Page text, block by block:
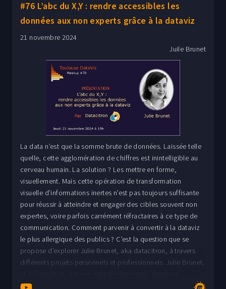
#76 L’abc du X,Y : rendre accessibles les
données aux non experts grâce à la dataviz
21 novembre 2024
Juile Brunet
La data n’est que la somme brute de données. Laissée telle
quelle, cette agglomération de chiffres est inintelligible au
cerveau humain. La solution ? Les mettre en forme,
visuellement. Mais cette opération de transformation
visuelle d’informations inertes n’est pas toujours suffisante
pour réussir à atteindre et engager des cibles souvent non
expertes, voire parfois carrément réfractaires à ce type de
communication. Comment parvenir à convertir à la dataviz
le plus allergique des publics ? C’est la question que se
propose d’explorer Julie Brunet, aka datacitron, à travers
différents projets personnels et professionnels. Julie Brunet,
indépendante basée en France. Elle travaille principalement